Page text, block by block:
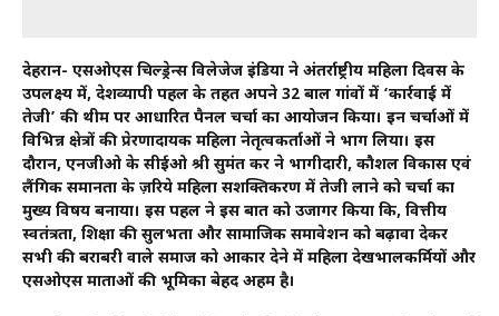
देहरादून- एसओएस चिल्ड्रेन्स विलेजेज इंडिया ने अंतर्राष्ट्रीय महिला दिवस के
उपलक्ष्य में, देशव्यापी पहल के तहत अपने 32 बाल गांवों में ‘कार्रवाई में
तेजी’ की थीम पर आधारित पैनल चर्चा का आयोजन किया। इन चर्चाओं में
विभिन्न क्षेत्रों की प्रेरणादायक महिला नेतृत्वकर्ताओं ने भाग लिया। इस
दौरान, एनजीओ के सीईओ श्री सुमंत कर ने भागीदारी, कौशल विकास एवं
लैंगिक समानता के ज़रिये महिला सशक्तिकरण में तेजी लाने को चर्चा का
मुख्य विषय बनाया। इस पहल ने इस बात को उजागर किया कि, वित्तीय
स्वतंत्रता, शिक्षा की सुलभता और सामाजिक समावेशन को बढ़ावा देकर
सभी की बराबरी वाले समाज को आकार देने में महिला देखभालकर्मियों और
एसओएस माताओं की भूमिका बेहद अहम है।